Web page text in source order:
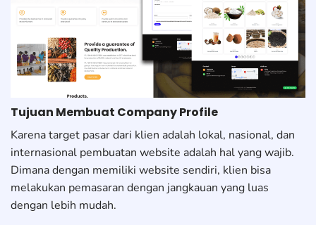
Tujuan Membuat Company Profile
Karena target pasar dari klien adalah lokal, nasional, dan
internasional pembuatan website adalah hal yang wajib.
Dimana dengan memiliki website sendiri, klien bisa
melakukan pemasaran dengan jangkauan yang luas
dengan lebih mudah.